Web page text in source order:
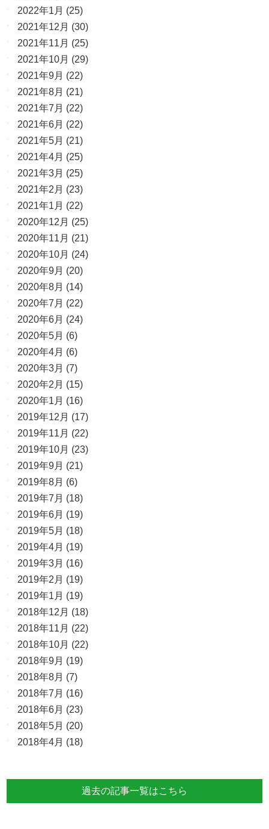
2022年1月 (25)
2021年12月 (30)
2021年11月 (25)
2021年10月 (29)
2021年9月 (22)
2021年8月 (21)
2021年7月 (22)
2021年6月 (22)
2021年5月 (21)
2021年4月 (25)
2021年3月 (25)
2021年2月 (23)
2021年1月 (22)
2020年12月 (25)
2020年11月 (21)
2020年10月 (24)
2020年9月 (20)
2020年8月 (14)
2020年7月 (22)
2020年6月 (24)
2020年5月 (6)
2020年4月 (6)
2020年3月 (7)
2020年2月 (15)
2020年1月 (16)
2019年12月 (17)
2019年11月 (22)
2019年10月 (23)
2019年9月 (21)
2019年8月 (6)
2019年7月 (18)
2019年6月 (19)
2019年5月 (18)
2019年4月 (19)
2019年3月 (16)
2019年2月 (19)
2019年1月 (19)
2018年12月 (18)
2018年11月 (22)
2018年10月 (22)
2018年9月 (19)
2018年8月 (7)
2018年7月 (16)
2018年6月 (23)
2018年5月 (20)
2018年4月 (18)
過去の記事一覧はこちら